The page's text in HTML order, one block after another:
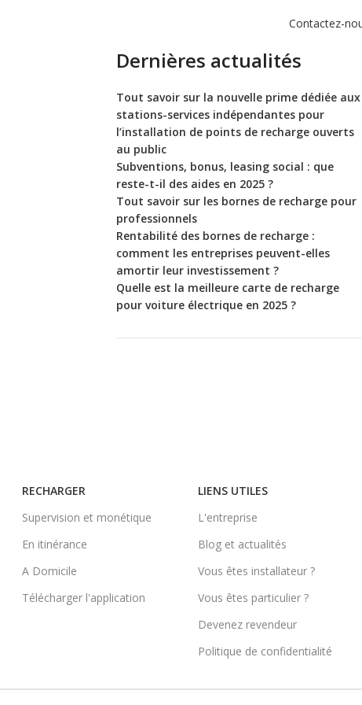
Contactez-
Dernières actualités
Tout savoir sur la nouvelle prime dédiée aux
stations-services indépendantes pour
l’installation de points de recharge ouverts
au public
Subventions, bonus, leasing social : que
reste-t-il des aides en 2025 ?
Tout savoir sur les bornes de recharge pour
professionnels
Rentabilité des bornes de recharge :
comment les entreprises peuvent-elles
amortir leur investissement ?
Quelle est la meilleure carte de recharge
pour voiture électrique en 2025 ?
RECHARGER
Supervision et monétique
En itinérance
A Domicile
Télécharger l'application
LIENS UTILES
L'entreprise
Blog et actualités
Vous êtes installateur ?
Vous êtes particulier ?
Devenez revendeur
Politique de confidentialité